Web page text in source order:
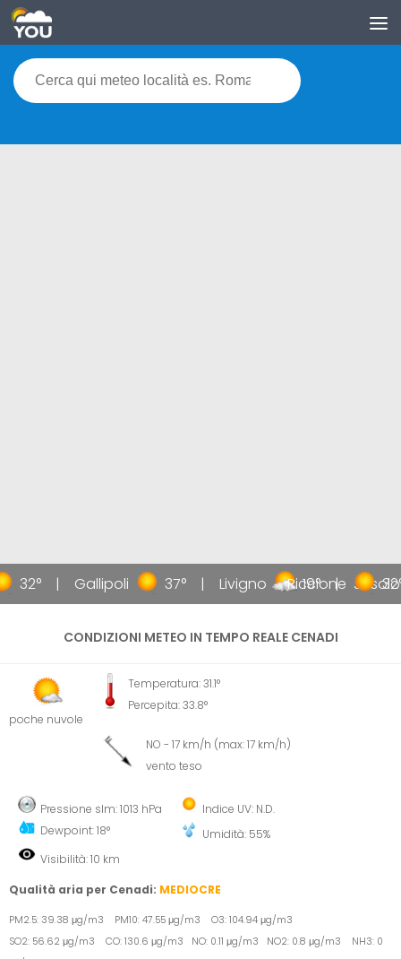
32° Gallipoli 37° Livigno 19° Jesolo
Riccione 32°
CONDIZIONI METEO IN TEMPO REALE CENADI
poche nuvole
Temperatura: 31.1°
Percepita: 33.8°
NO - 17 km/h (max: 17 km/h)
vento teso
Pressione slm: 1013 hPa
Dewpoint: 18°
Indice UV: N.D.
Umidità: 55%
Visibilità: 10 km
Qualità aria per Cenadi: MEDIOCRE
PM2.5: 39.38 μg/m3 PM10: 47.55 μg/m3 O3: 104.94 μg/m3
SO2: 56.62 μg/m3 CO: 130.6 μg/m3 NO: 0.11 μg/m3 NO2: 0.8 μg/m3 NH3: 0